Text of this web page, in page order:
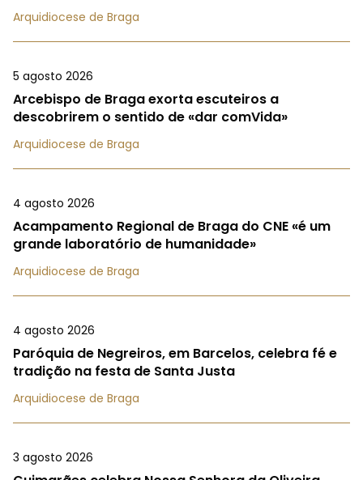
Arquidiocese de Braga
5 agosto 2026
Arcebispo de Braga exorta escuteiros a
descobrirem o sentido de «dar comVida»
Arquidiocese de Braga
4 agosto 2026
Acampamento Regional de Braga do CNE «é um
grande laboratório de humanidade»
Arquidiocese de Braga
4 agosto 2026
Paróquia de Negreiros, em Barcelos, celebra fé e
tradição na festa de Santa Justa
Arquidiocese de Braga
3 agosto 2026